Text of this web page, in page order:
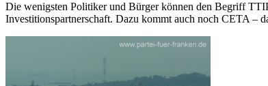
Die wenigsten Politiker und Bürger können den Begriff
Investitionspartnerschaft. Dazu kommt auch noch CETA –